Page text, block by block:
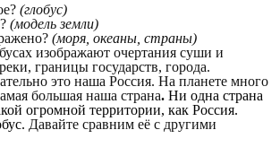
(глобус)
(модель земли)
(моря, океаны, страны)
изображают очертания суши и
границы государств, города.
это наша Россия. На планете много
большая наша страна. Ни одна страна
огромной территории, как Россия.
Давайте сравним её с другими